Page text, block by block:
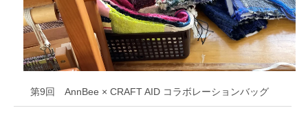
第9回 AnnBee × CRAFT AID コラボレーションバッグ